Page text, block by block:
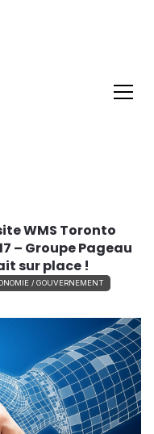
WMS Toronto
– Groupe Pageau
sur place !
/ GOUVERNEMENT